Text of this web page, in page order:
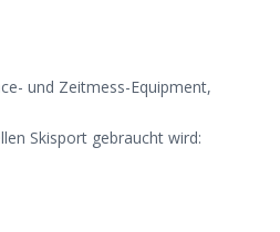
und Zeitmess-Equipment,
Skisport gebraucht wird: